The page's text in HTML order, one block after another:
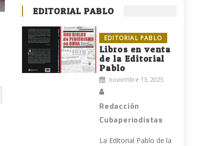
EDITORIAL PABLO
EDITORIAL PABLO
Libros en venta
de la Editorial
Pablo
noviembre 13, 2025
Redacción
Cubaperiodistas
La Editorial Pablo de la